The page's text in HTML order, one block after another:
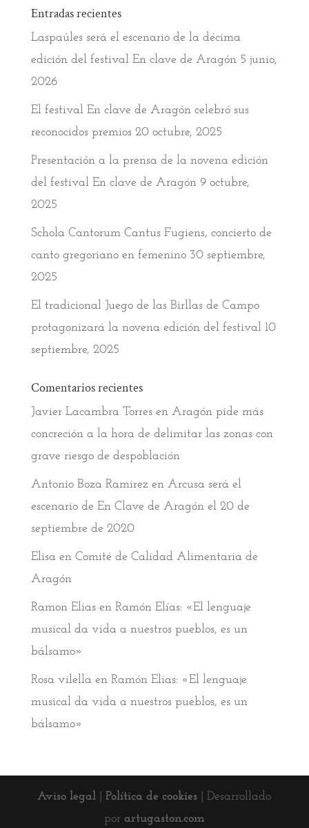
Entradas recientes
Laspaúles será el escenario de la décima
edición del festival En clave de Aragón 5 junio,
2026
El festival En clave de Aragón celebró sus
reconocidos premios 20 octubre, 2025
Presentación a la prensa de la novena edición
del festival En clave de Aragón 9 octubre,
2025
Schola Cantorum Cantus Fugiens, concierto de
canto gregoriano en femenino 30 septiembre,
2025
El tradicional Juego de las Birllas de Campo
protagonizará la novena edición del festival 10
septiembre, 2025
Comentarios recientes
Javier Lacambra Torresen Aragón pide más
concreción a la hora de delimitar las zonas con
grave riesgo de despoblación
Antonio Boza Ramirez en Arcusa será el
escenario de En Clave de Aragón el 20 de
septiembre de 2020
Elisa en Comité de Calidad Alimentaria de
Aragón
Ramon Eliasen Ramón Elías: «El lenguaje
musical da vida a nuestros pueblos, es un
bálsamo»
Rosa vilella en Ramón Elías: «El lenguaje
musical da vida a nuestros pueblos, es un
bálsamo»
Aviso legal |Política de cookies | Desarrollado
por artugaston.com